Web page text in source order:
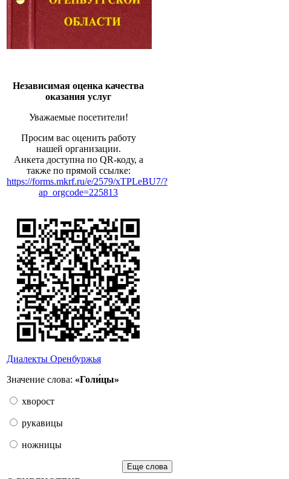
Независимая оценка качества
оказания услуг
Уважаемые посетители!
Просим вас оценить работу
нашей организации.
Анкета доступна по QR-коду, а
также по прямой ссылке:
https://forms.mkrf.ru/e/2579/xTPLeBU7/?
ap_orgcode=225813
Диалекты Оренбуржья
Значение слова: «Голи́цы»
хворост
рукавицы
ножницы
Еще слова